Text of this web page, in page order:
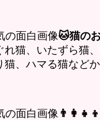
の面白画像🐱猫の
れ猫、いたずら猫
猫、ハマる猫など
の面白画像